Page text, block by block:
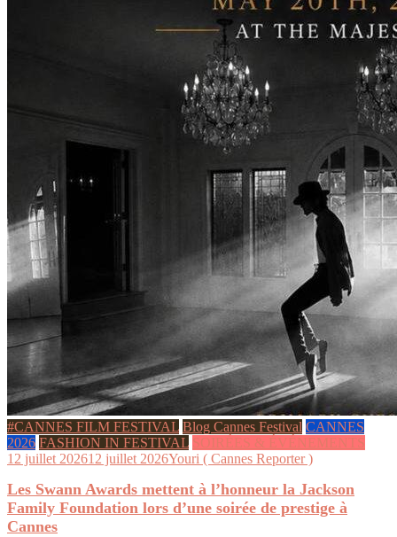
#CANNES FILM FESTIVAL Blog Cannes Festival CANNES
2026 FASHION IN FESTIVAL SOIRÉES & ÉVÉNEMENTS
12 juillet 202612 juillet 2026Youri ( Cannes Reporter )
Les Swann Awards mettent à l’honneur la Jackson
Family Foundation lors d’une soirée de prestige à
Cannes